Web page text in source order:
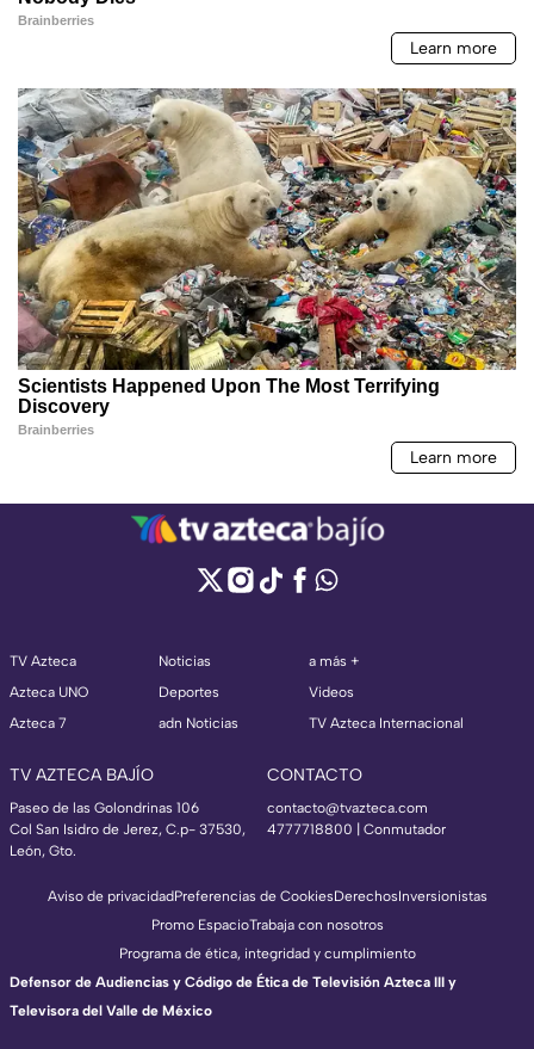
TV Azteca
Azteca UNO
Azteca 7
Noticias
Deportes
adn Noticias
a más +
Videos
TV Azteca Internacional
TV AZTECA BAJÍO
Paseo de las Golondrinas 106
Col San Isidro de Jerez, C.p- 37530,
León, Gto.
CONTACTO
contacto@tvazteca.com
4777718800 | Conmutador
Aviso de privacidadPreferencias de CookiesDerechosInversionistas
Promo EspacioTrabaja con nosotros
Programa de ética, integridad y cumplimiento
Defensor de Audiencias y Código de Ética de Televisión Azteca III y
Televisora del Valle de México